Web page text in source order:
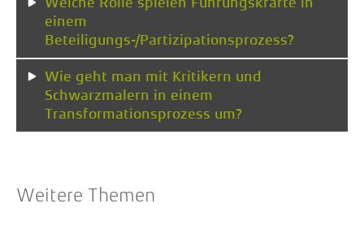
einem
Beteiligungs-/Partizipationsprozess?
Wie geht man mit Kritikern und
Schwarzmalern in einem
Transformationsprozess um?
Weitere Themen